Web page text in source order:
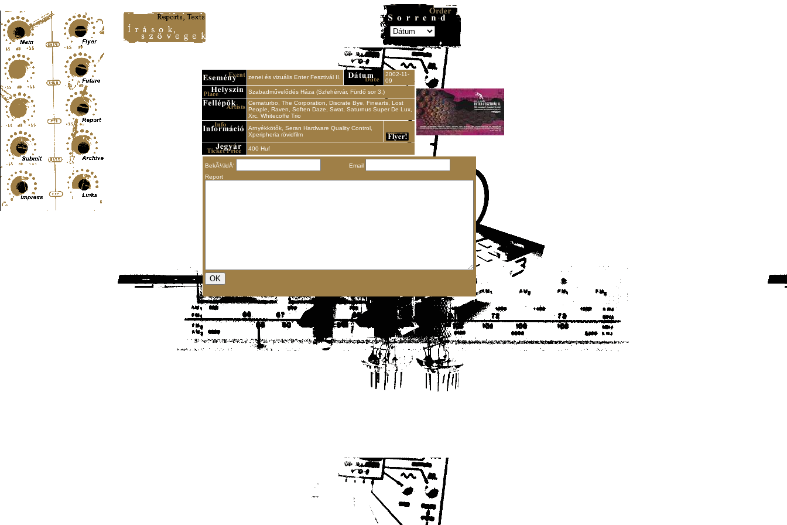
zenei és vizuális Enter Fesztivál II.
2002-11-
09
Szabadművelődés Háza (Szfehérvár, Fürdő sor 3.)
Cematurbo, The Corporation, Discrate Bye, Finearts, Lost
People, Raven, Soften Daze, Swat, Saturnus Super De Lux,
Xrc, Whitecoffe Trio
Arnyékkötők, Seran Hardware Quality Control,
Xperipheria rövidfilm
400 Huf
BekÃ¼ldÅ‘
Email
Report